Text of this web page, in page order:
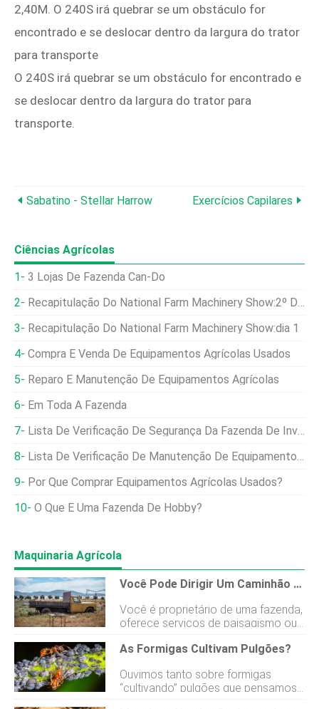
2,40M. O 240S irá quebrar se um obstáculo for
encontrado e se deslocar dentro da largura do trator
para transporte
O 240S irá quebrar se um obstáculo for encontrado e
se deslocar dentro da largura do trator para
transporte.
Sabatino - Stellar Harrow Exercícios Capilares
Ciências Agrícolas
3 Lojas De Fazenda Can-Do
Recapitulação Do National Farm Machinery Show:2º Dia
Recapitulação Do National Farm Machinery Show:dia 1
Compra E Venda De Equipamentos Agrícolas Usados
Reparo E Manutenção De Equipamentos Agrícolas
Em Toda A Fazenda
Lista De Verificação De Segurança Da Fazenda De Inverno
Lista De Verificação De Manutenção De Equipamentos Agrícolas
Por Que Comprar Equipamentos Agrícolas Usados?
O Que É Uma Fazenda De Hobby?
Maquinaria Agrícola
Você Pode Dirigir Um Caminhão Agrícola Sem Licença?
Você é proprietário de uma fazenda,
oferece serviços de paisagismo ou
possui uma estufa? Você
provavelmente possui um, se não
lo a transportar ou planeja obter um.
Se você usa seu veículo
exclusivamente em sua fazenda ou é
As Formigas Cultivam Pulgões?
Ouvimos tanto sobre formigas
“cultivando” pulgões que pensamos
que deveríamos responder à